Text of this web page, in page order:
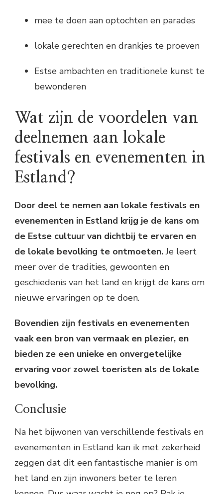
mee te doen aan optochten en parades
lokale gerechten en drankjes te proeven
Estse ambachten en traditionele kunst te
bewonderen
Wat zijn de voordelen van
deelnemen aan lokale
festivals en evenementen in
Estland?
Door deel te nemen aan lokale festivals en
evenementen in Estland krijg je de kans om
de Estse cultuur van dichtbij te ervaren en
de lokale bevolking te ontmoeten.Je leert
meer over de tradities, gewoonten en
geschiedenis van het land en krijgt de kans om
nieuwe ervaringen op te doen.
Bovendien zijn festivals en evenementen
vaak een bron van vermaak en plezier, en
bieden ze een unieke en onvergetelijke
ervaring voor zowel toeristen als de lokale
bevolking.
Conclusie
Na het bijwonen van verschillende festivals en
evenementen in Estland kan ik met zekerheid
zeggen dat dit een fantastische manier is om
het land en zijn inwoners beter te leren